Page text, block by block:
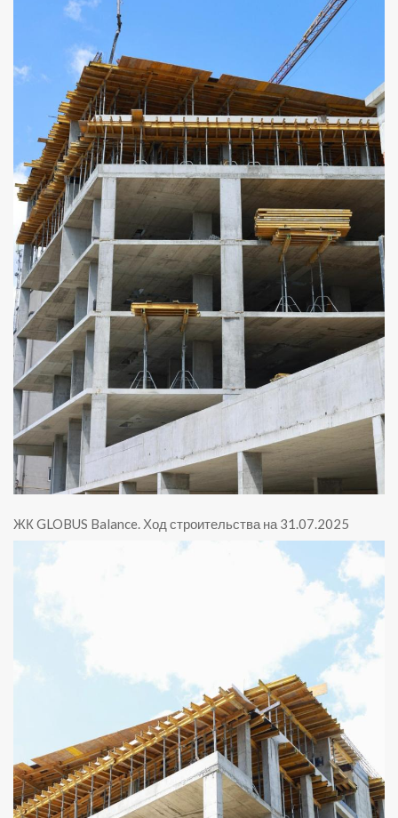
ЖК GLOBUS Balance. Ход строительства на 31.07.2025